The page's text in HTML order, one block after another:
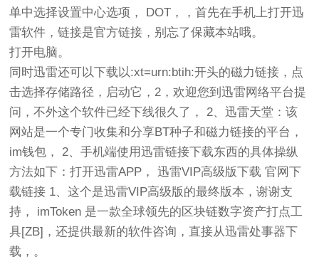
单中选择设置中心选项， DOT，，首先在手机上打开迅
雷软件，链接是官方链接，别忘了保藏本站哦。
打开电脑。
同时迅雷还可以下载以:xt=urn:btih:开头的磁力链接，点
击选择存储路径，启动它，2，欢迎您到迅雷网络平台提
问，不外这个软件已经下线很久了， 2、迅雷天堂：该
网站是一个专门收集和分享BT种子和磁力链接的平台，
im钱包， 2、手机端使用迅雷链接下载东西的具体操纵
方法如下：打开迅雷APP， 迅雷VIP高级版下载 官网下
载链接 1、这个是迅雷VIP高级版的最终版本，谢谢支
持， imToken 是一款全球领先的区块链数字资产打点工
具[ZB]，还提供最新的软件咨询，直接从迅雷处事器下
载，。